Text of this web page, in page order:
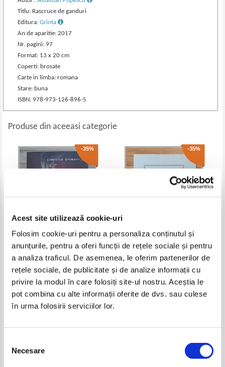
Acest site utilizează cookie-uri
Folosim cookie-uri pentru a personaliza conținutul și
anunțurile, pentru a oferi funcții de rețele sociale și pentru
a analiza traficul. De asemenea, le oferim partenerilor de
rețele sociale, de publicitate și de analize informații cu
privire la modul în care folosiți site-ul nostru. Aceștia le
pot combina cu alte informații oferite de dvs. sau culese
în urma folosirii serviciilor lor.
consimțământului
Necesare
Titlu: Rascruce de ganduri
Editura:Grinta
An de aparitie: 2017
Nr. pagini: 97
Format: 13 x 20 cm
Coperti: brosate
Carte in limba: romana
Stare: buna
ISBN: 978-973-126-896-5
Produse din aceeasi categorie
-35%
Luminita Giurgiu - Floare
21,00Lei 13,65
Adaugă în coș
-35%
Liliana Gradinaru - Imnele
campiei
Lei
Adaugă în coș